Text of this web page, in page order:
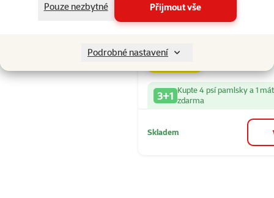
Pouze nezbytné
Přijmout vše
Podrobné nastavení
230g
3+1 Kupte 4 psí pamlsky a 1
zdarma
Skladem